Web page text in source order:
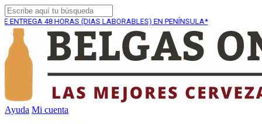
48 HORAS (DIAS LABORABLES) EN PENÍNSULA*
Ayuda Mi cuenta